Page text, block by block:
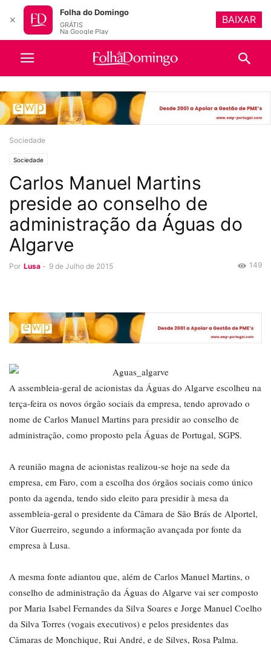
Sociedade
Sociedade
Carlos Manuel Martins
preside ao conselho de
administração da Águas do
Algarve
Por Lusa - 9 de Julho de 2015 149
A assembleia-geral de acionistas da Águas do Algarve escolheu na
terça-feira os novos órgão sociais da empresa, tendo aprovado o
nome de Carlos Manuel Martins para presidir ao conselho de
administração, como proposto pela Águas de Portugal, SGPS.
A reunião magna de acionistas realizou-se hoje na sede da
empresa, em Faro, com a escolha dos órgãos sociais como único
ponto da agenda, tendo sido eleito para presidir à mesa da
assembleia-geral o presidente da Câmara de São Brás de Alportel,
Vítor Guerreiro, segundo a informação avançada por fonte da
empresa à Lusa.
A mesma fonte adiantou que, além de Carlos Manuel Martins, o
conselho de administração da Águas do Algarve vai ser composto
por Maria Isabel Fernandes da Silva Soares e Jorge Manuel Coelho
da Silva Torres (vogais executivos) e pelos presidentes das
Câmaras de Monchique, Rui André, e de Silves, Rosa Palma.
✕
Folha do Domingo
GRÁTIS
Na Google Play
BAIXAR